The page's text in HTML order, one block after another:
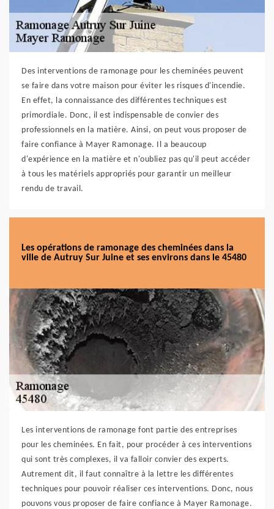
Des interventions de ramonage pour les cheminées peuvent
se faire dans votre maison pour éviter les risques d'incendie.
En effet, la connaissance des différentes techniques est
primordiale. Donc, il est indispensable de convier des
professionnels en la matière. Ainsi, on peut vous proposer de
faire confiance à Mayer Ramonage. Il a beaucoup
d'expérience en la matière et n'oubliez pas qu'il peut accéder
à tous les matériels appropriés pour garantir un meilleur
rendu de travail.
Les opérations de ramonage des cheminées dans la
ville de Autruy Sur Juine et ses environs dans le 45480
Les interventions de ramonage font partie des entreprises
pour les cheminées. En fait, pour procéder à ces interventions
qui sont très complexes, il va falloir convier des experts.
Autrement dit, il faut connaître à la lettre les différentes
techniques pour pouvoir réaliser ces interventions. Donc, nous
pouvons vous proposer de faire confiance à Mayer Ramonage.